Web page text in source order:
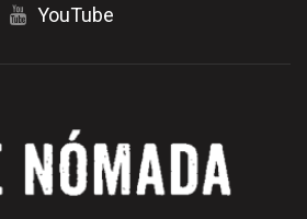
YouTube